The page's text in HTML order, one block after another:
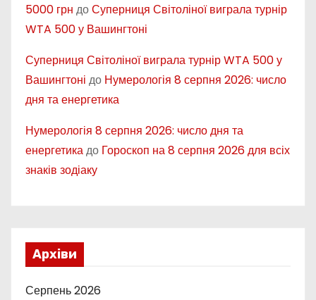
5000 грн доСуперниця Світоліної виграла турнір
WTA 500 у Вашингтоні
Суперниця Світоліної виграла турнір WTA 500 у
Вашингтоні до Нумерологія 8 серпня 2026: число
дня та енергетика
Нумерологія 8 серпня 2026: число дня та
енергетикадо Гороскоп на 8 серпня 2026 для всіх
знаків зодіаку
Архіви
Серпень 2026